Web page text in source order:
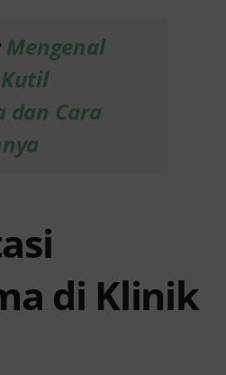
Mengenal
dan Cara
di Klinik